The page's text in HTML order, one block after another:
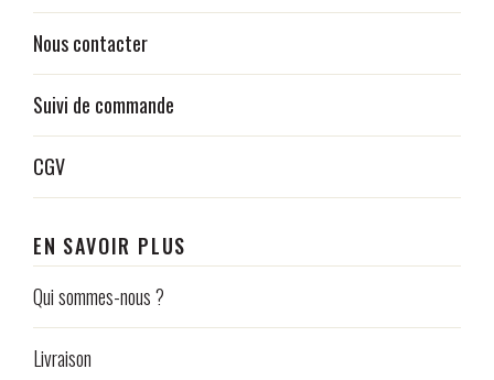
Nous contacter
Suivi de commande
CGV
EN SAVOIR PLUS
Qui sommes-nous ?
Livraison